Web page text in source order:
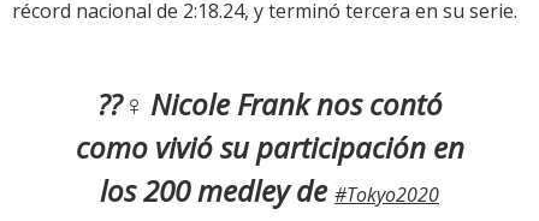
récord nacional de 2:18.24, y terminó tercera en su serie.
??‍♀️ Nicole Frank nos contó
como vivió su participación en
los 200 medley de #Tokyo2020